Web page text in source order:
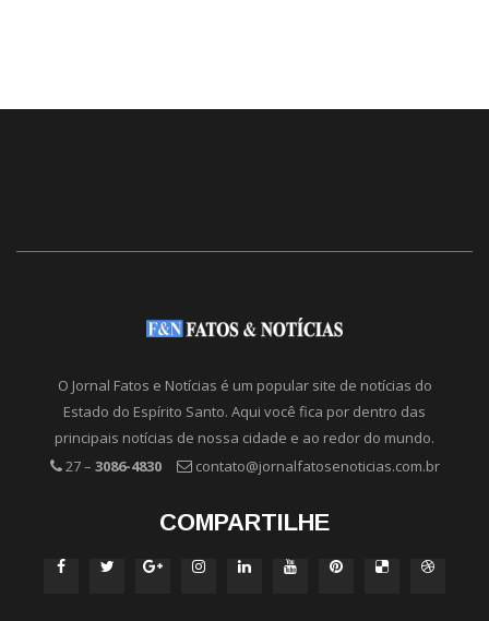
O Jornal Fatos e Notícias é um popular site de notícias do
Estado do Espírito Santo. Aqui você fica por dentro das
principais notícias de nossa cidade e ao redor do mundo.
27 – 3086-4830 contato@jornalfatosenoticias.com.br
COMPARTILHE